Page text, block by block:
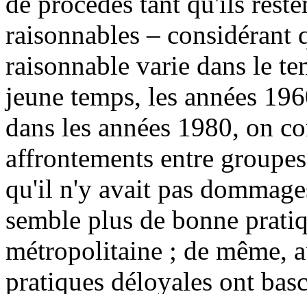
raisonnables –
raisonnable varie dans le
jeune temps, les années
dans les années 1980, on
affrontements entre
qu'il n'y avait pas
semble plus de bonne
métropolitaine ; de même,
pratiques déloyales ont